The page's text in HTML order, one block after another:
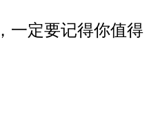
一定要记得你值得